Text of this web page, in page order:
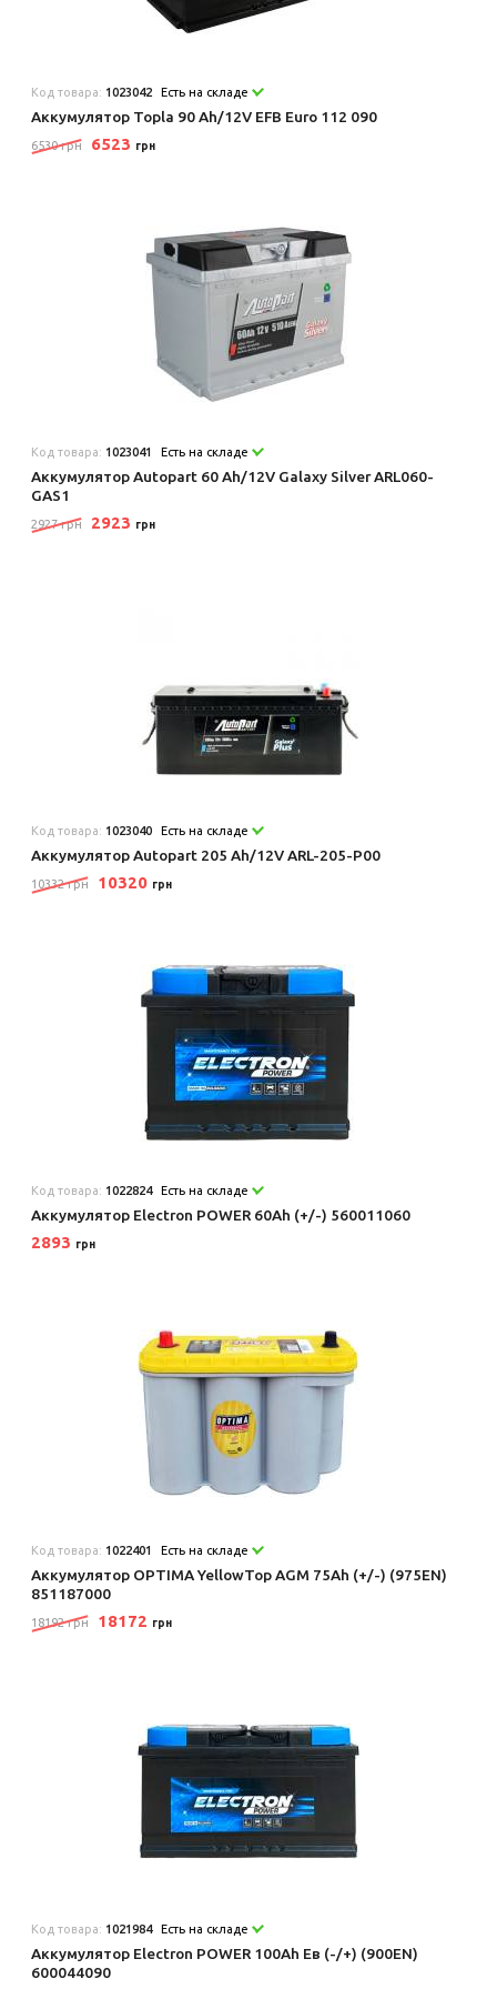
Код товара: 1023042 Есть на складе
Аккумулятор Topla 90 Ah/12V EFB Euro 112 090
6530 грн 6523 грн
Код товара: 1023041 Есть на складе
Аккумулятор Autopart 60 Ah/12V Galaxy Silver ARL060-
GAS1
2927 грн 2923 грн
Код товара: 1023040 Есть на складе
Аккумулятор Autopart 205 Ah/12V ARL-205-P00
10332 грн 10320 грн
Код товара: 1022824 Есть на складе
Аккумулятор Electron POWER 60Ah (+/-) 560011060
2893 грн
Код товара: 1022401 Есть на складе
Аккумулятор OPTIMA YellowTop AGM 75Ah (+/-) (975EN)
851187000
18192 грн 18172 грн
Код товара: 1021984 Есть на складе
Аккумулятор Electron POWER 100Ah Ев (-/+) (900EN)
600044090